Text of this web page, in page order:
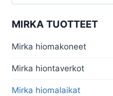
MIRKA TUOTTEET
Mirka hiomakoneet
Mirka hiontaverkot
Mirka hiomalaikat